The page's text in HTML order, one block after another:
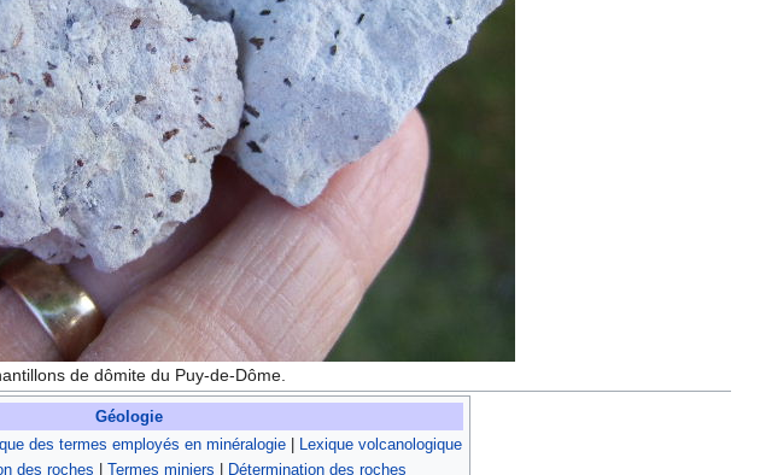
de dômite du Puy-de-Dôme.
Géologie
des termes employés en minéralogie
Lexique volcanologique
des roches
Termes miniers Détermination des roches